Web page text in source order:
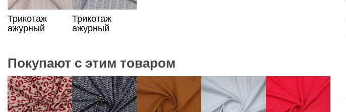
Трикотаж
ажурный
Трикотаж
ажурный
Покупают с этим товаром